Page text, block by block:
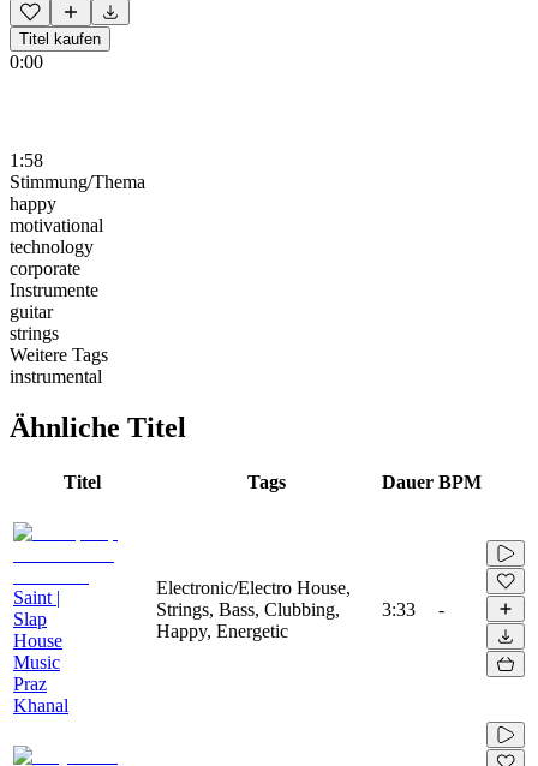
Titel kaufen
0:00
1:58
Stimmung/Thema
happy
motivational
technology
corporate
Instrumente
guitar
strings
Weitere Tags
instrumental
Ähnliche Titel
Titel Tags Dauer BPM
Saint |
Slap
House
Music
Praz
Khanal
Electronic/Electro House,
Strings, Bass, Clubbing,
Happy, Energetic
3:33 -